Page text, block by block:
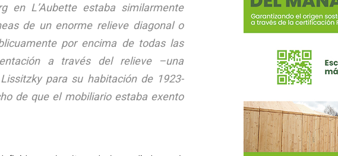
en L’Aubette estaba similarmente
de un enorme relieve diagonal o
por encima de todas las
a través del relieve –una
para su habitación de 1923-
de que el mobiliario estaba exento